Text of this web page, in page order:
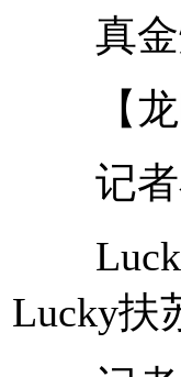
真金
【龙
记者
Lucky
Lucky扶